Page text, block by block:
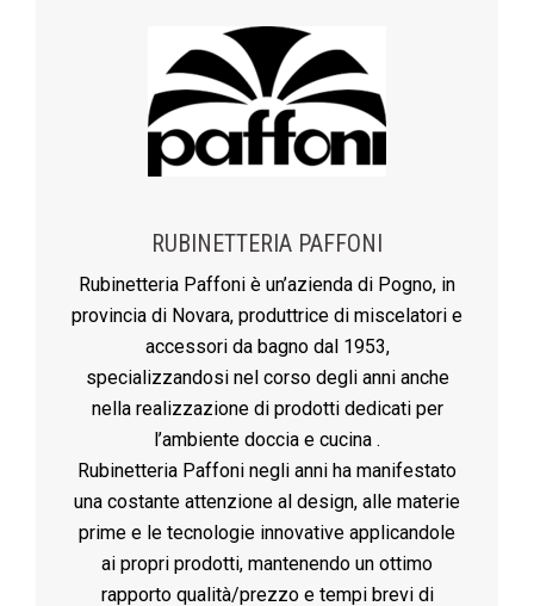
RUBINETTERIA PAFFONI
Rubinetteria Paffoni è un’azienda di Pogno, in
provincia di Novara, produttrice di miscelatori e
accessori da bagno dal 1953,
specializzandosi nel corso degli anni anche
nella realizzazione di prodotti dedicati per
l’ambiente doccia e cucina .
Rubinetteria Paffoni negli anni ha manifestato
una costante attenzione al design, alle materie
prime e le tecnologie innovative applicandole
ai propri prodotti, mantenendo un ottimo
rapporto qualità/prezzo e tempi brevi di